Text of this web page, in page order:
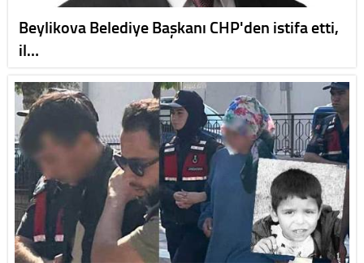
Beylikova Belediye Başkanı CHP'den istifa etti,
il…